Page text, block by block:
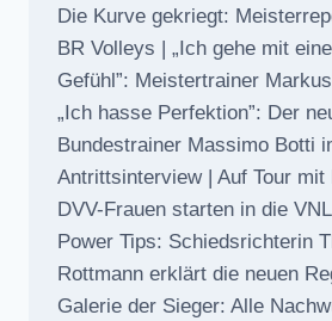
Die Kurve gekriegt:
BR Volleys | „Ich gehe mit
Gefühl”: Meistertrainer
„Ich hasse Perfektion”: Der
Bundestrainer Massimo Botti
Antrittsinterview | Auf Tour mit
DVV-Frauen starten in die
Power Tips: Schiedsrichterin
Rottmann erklärt die neuen
Galerie der Sieger: Alle